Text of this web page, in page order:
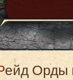
Это один из